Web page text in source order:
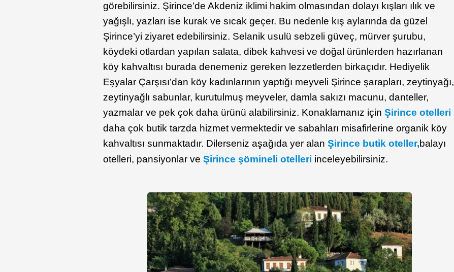
görebilirsiniz. Şirince’de Akdeniz iklimi hakim olmasından dolayı kışları ılık ve
yağışlı, yazları ise kurak ve sıcak geçer. Bu nedenle kış aylarında da güzel
Şirince’yi ziyaret edebilirsiniz. Selanik usulü sebzeli güveç, mürver şurubu,
köydeki otlardan yapılan salata, dibek kahvesi ve doğal ürünlerden hazırlanan
köy kahvaltısı burada denemeniz gereken lezzetlerden birkaçıdır. Hediyelik
Eşyalar Çarşısı’dan köy kadınlarının yaptığı meyveli Şirince şarapları, zeytinyağı,
zeytinyağlı sabunlar, kurutulmuş meyveler, damla sakızı macunu, danteller,
yazmalar ve pek çok daha ürünü alabilirsiniz. Konaklamanız içinŞirince otelleri
daha çok butik tarzda hizmet vermektedir ve sabahları misafirlerine organik köy
kahvaltısı sunmaktadır. Dilerseniz aşağıda yer alanŞirince butik oteller,balayı
otelleri, pansiyonlar veŞirince şömineli otelleri inceleyebilirsiniz.